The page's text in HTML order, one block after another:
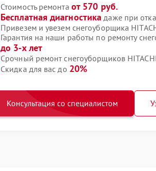
Стоимость ремонта от 570 руб.
Бесплатная диагностика даже при
Привезем и увезем снегоуборщика
Гарантия на наши работы по ремонту
до 3-х лет
Срочный ремонт снегоуборщиков
Скидка для вас до 20%
Консультация со специалистом